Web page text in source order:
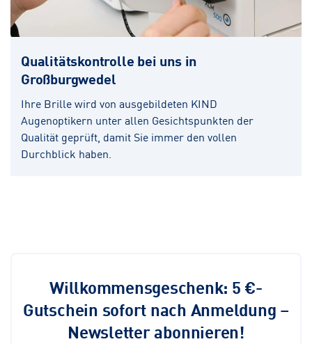
Qualitätskontrolle bei uns in
Großburgwedel
Ihre Brille wird von ausgebildeten KIND
Augenoptikern unter allen Gesichtspunkten der
Qualität geprüft, damit Sie immer den vollen
Durchblick haben.
Willkommensgeschenk: 5 €-
Gutschein sofort nach Anmeldung –
Newsletter abonnieren!